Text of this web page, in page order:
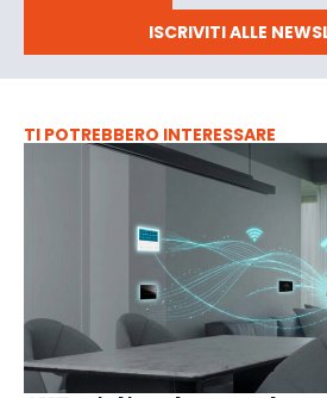
ISCRIVITI ALLE
TI POTREBBERO INTERESSARE